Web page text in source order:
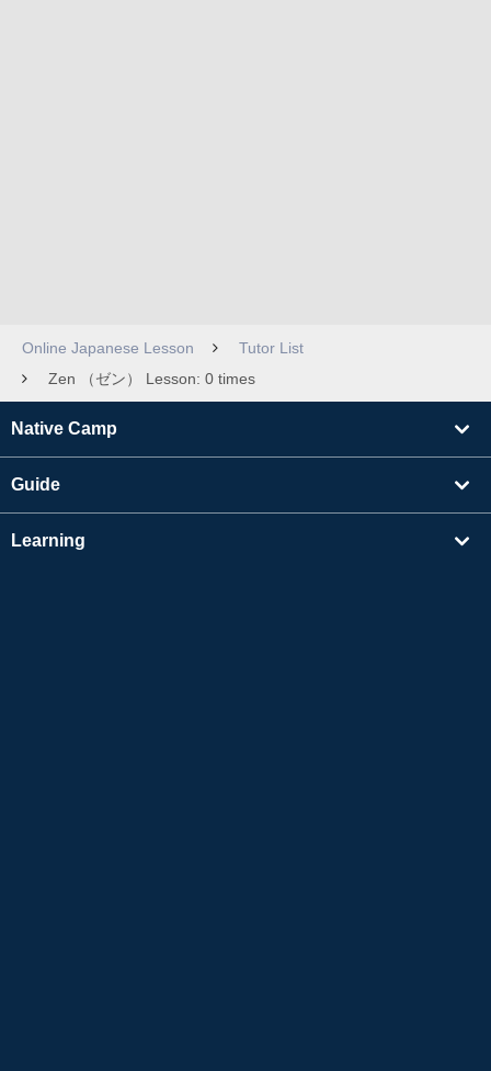
Online Japanese Lesson
Tutor List
Zen （ゼン） Lesson: 0 times
Native Camp
Guide
Learning